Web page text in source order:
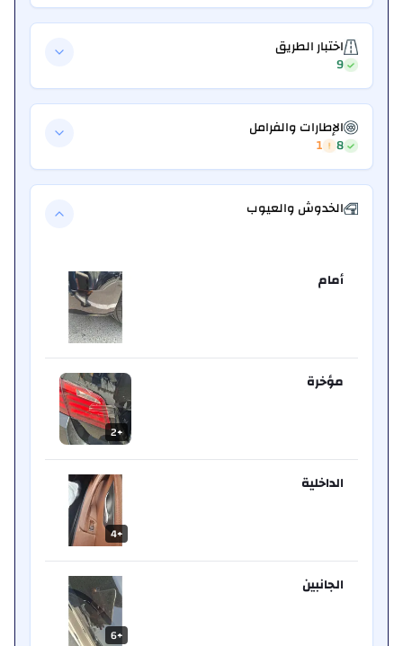
اختبار الطريق
9
الإطارات والفرامل
8
1
الخدوش والعيوب
أمام
مؤخرة
+
2
الداخلية
+
4
الجانبين
+
6